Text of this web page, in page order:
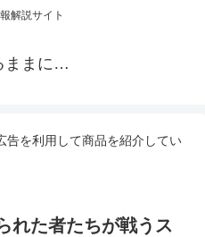
解説サイト
ままに…
を利用して商品を紹介してい
れた者たちが戦うス